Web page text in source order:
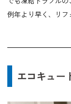
例年より早く、リ
エコキュ